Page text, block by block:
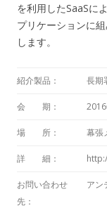
を利用したSaaSに
プリケーションに
します。
紹介製品： 長期
会 期：
場 所： 幕張
詳 細：
お問い合わせ
先：
アン